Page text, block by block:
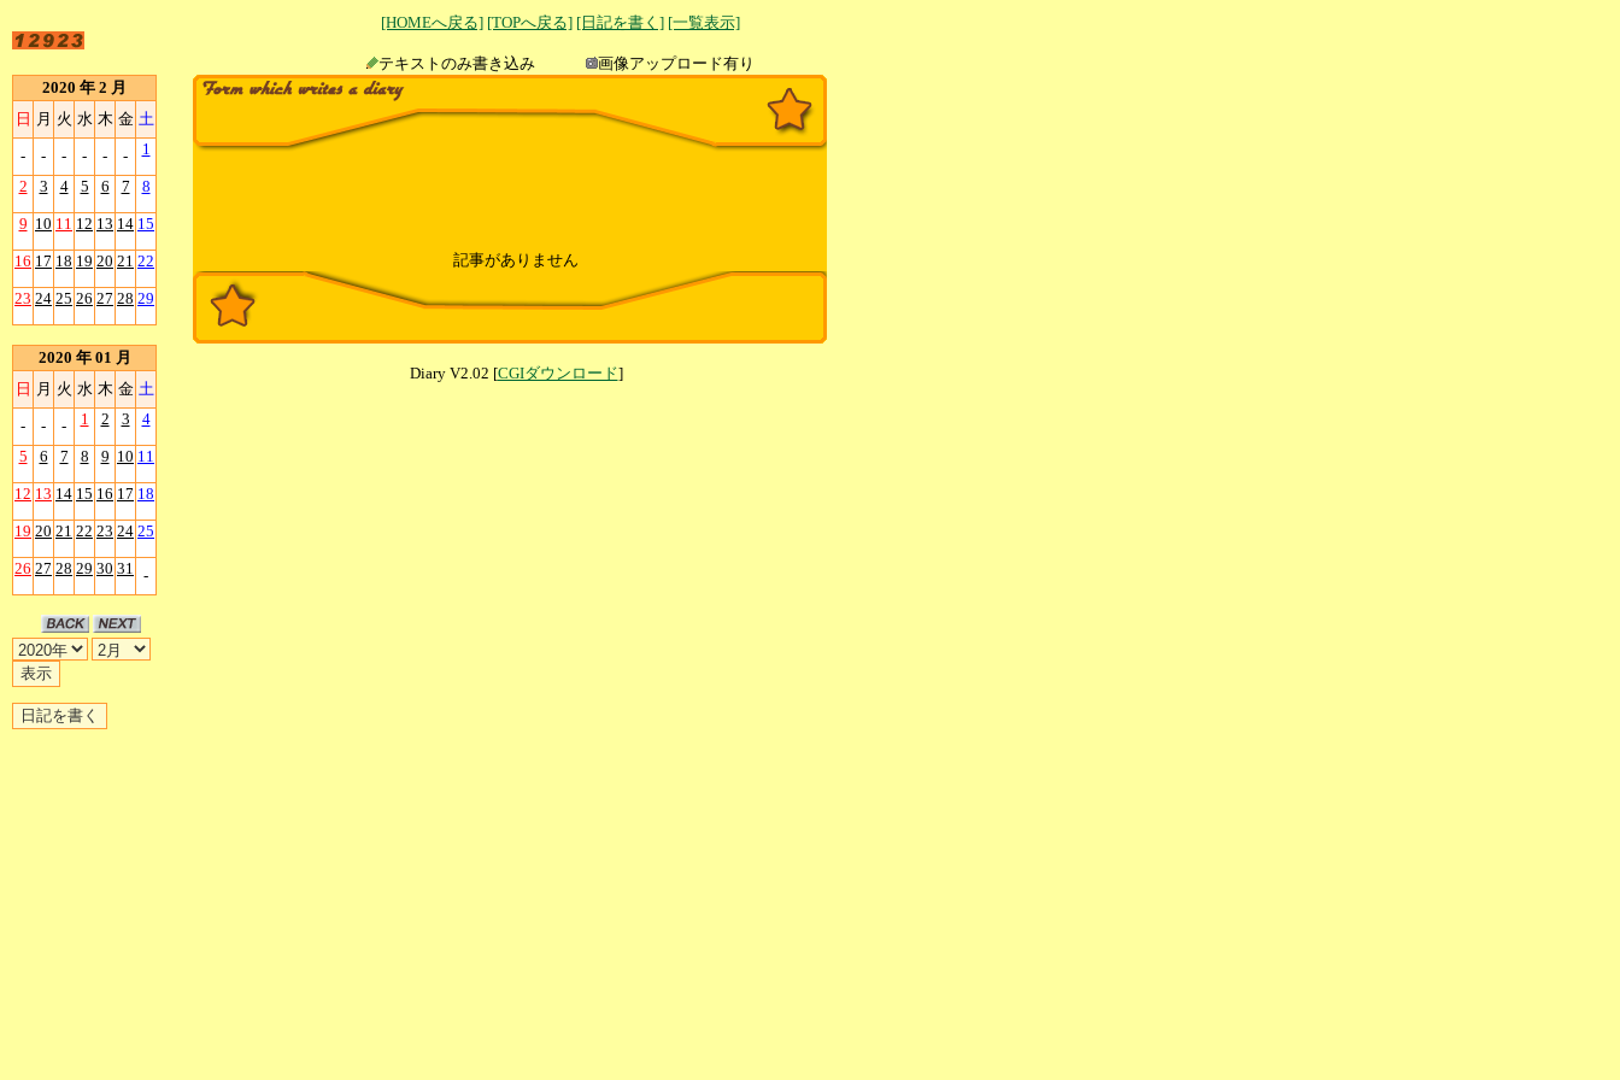
[HOMEへ戻る] [TOPへ戻る] [日記を書く] [一覧表示]
テキストのみ書き込み
画像アップロード有り
2020 年 2 月
日 月 火 水 木 金 土
- - - - - - 1
2 3 4 5 6 7 8
9 10 11 12 13 14 15
16 17 18 19 20 21 22
23 24 25 26 27 28 29
2020 年 01 月
日 月 火 水 木 金 土
- - - 1 2 3 4
5 6 7 8 9 10 11
12 13 14 15 16 17 18
19 20 21 22 23 24 25
26 27 28 29 30 31 -
記事がありません
Diary V2.02 [CGIダウンロード]